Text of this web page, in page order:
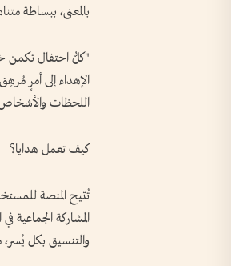
بالمعنى، ببساطة
"كلُّ احتفال تكمن
الإهداء إلى أمرٍ
اللحظات
كيف تعمل هدايا؟
تُتيح المنصة
المشاركة
والتنسيق بكل يُسر،